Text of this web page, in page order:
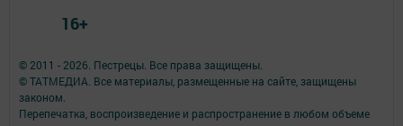
© 2011 - 2026. Пестрецы. Все права защищены.
© ТАТМЕДИА. Все материалы, размещенные на сайте, защищены
законом.
Перепечатка, воспроизведение и распространение в любом объеме
16+